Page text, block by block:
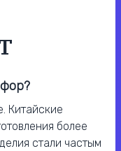
Китайские
более
стали частым